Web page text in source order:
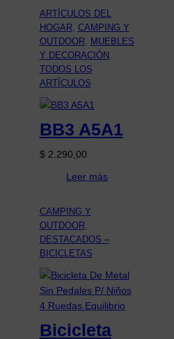
ARTÍCULOS DEL
HOGAR, CAMPING Y
OUTDOOR, MUEBLES
Y DECORACIÓN
TODOS LOS
ARTÍCULOS
BB3 A5A1
$2.290,00
Leer más
CAMPING Y
OUTDOOR
DESTACADOS –
BICICLETAS
Bicicleta